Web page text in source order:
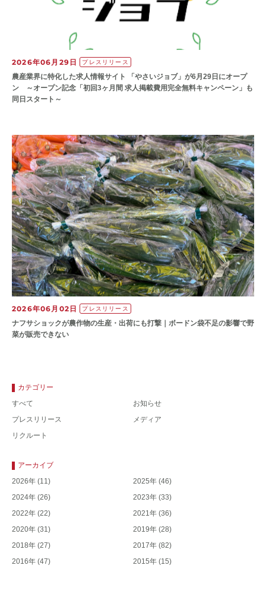
2026年06月29日 プレスリリース
農産業界に特化した求人情報サイト 「やさいジョブ」が6月29日にオープ
ン ～オープン記念「初回3ヶ月間 求人掲載費用完全無料キャンペーン」も
同日スタート～
2026年06月02日 プレスリリース
ナフサショックが農作物の⽣産・出荷にも打撃｜ボードン袋不⾜の影響で野
菜が販売できない
カテゴリー
すべて
お知らせ
プレスリリース
メディア
リクルート
アーカイブ
2026年 (11) 2025年 (46)
2024年 (26) 2023年 (33)
2022年 (22) 2021年 (36)
2020年 (31) 2019年 (28)
2018年 (27) 2017年 (82)
2016年 (47) 2015年 (15)